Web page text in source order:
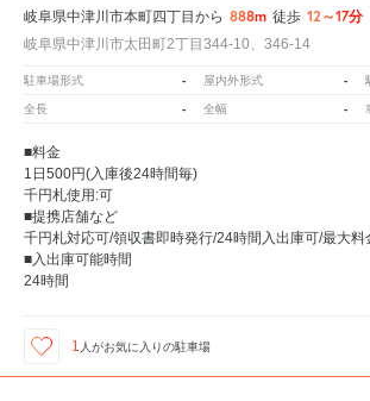
岐阜県中津川市本町四丁目から 888m 徒歩 12～17分
岐阜県中津川市太田町2丁目344-10、346-14
駐車場形式 - 屋内外形式 -
全長 - 全幅 -
■料金
1日500円(入庫後24時間毎)
千円札使用:可
■提携店舗など
千円札対応可/領収書即時発行/24時間入出庫可/最大料
■入出庫可能時間
24時間
1 人がお気に入りの駐車場